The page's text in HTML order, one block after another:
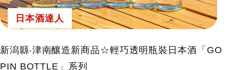
日本酒達人
新潟縣‧津南釀造新商品☆輕巧透明瓶裝日本酒「GO
PIN BOTTLE」系列